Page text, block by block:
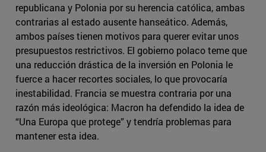
republicana y Polonia por su herencia católica, ambas
contrarias al estado ausente hanseático. Además,
ambos países tienen motivos para querer evitar unos
presupuestos restrictivos. El gobierno polaco teme que
una reducción drástica de la inversión en Polonia le
fuerce a hacer recortes sociales, lo que provocaría
inestabilidad. Francia se muestra contraria por una
razón más ideológica: Macron ha defendido la idea de
“Una Europa que protege” y tendría problemas para
mantener esta idea.